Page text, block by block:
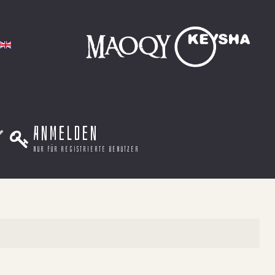
Anmelden
nur für registrierte benutzer